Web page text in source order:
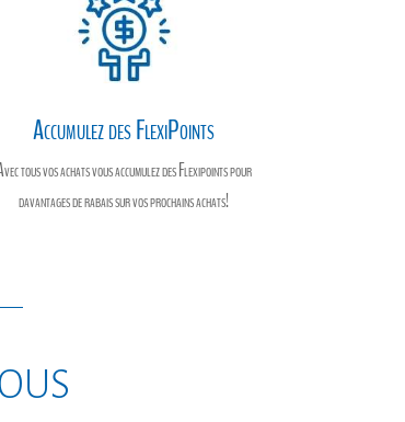
Accumulez des FlexiPoints
tous vos achats vous accumulez des Flexipoints pour
davantages de rabais sur vos prochains achats!